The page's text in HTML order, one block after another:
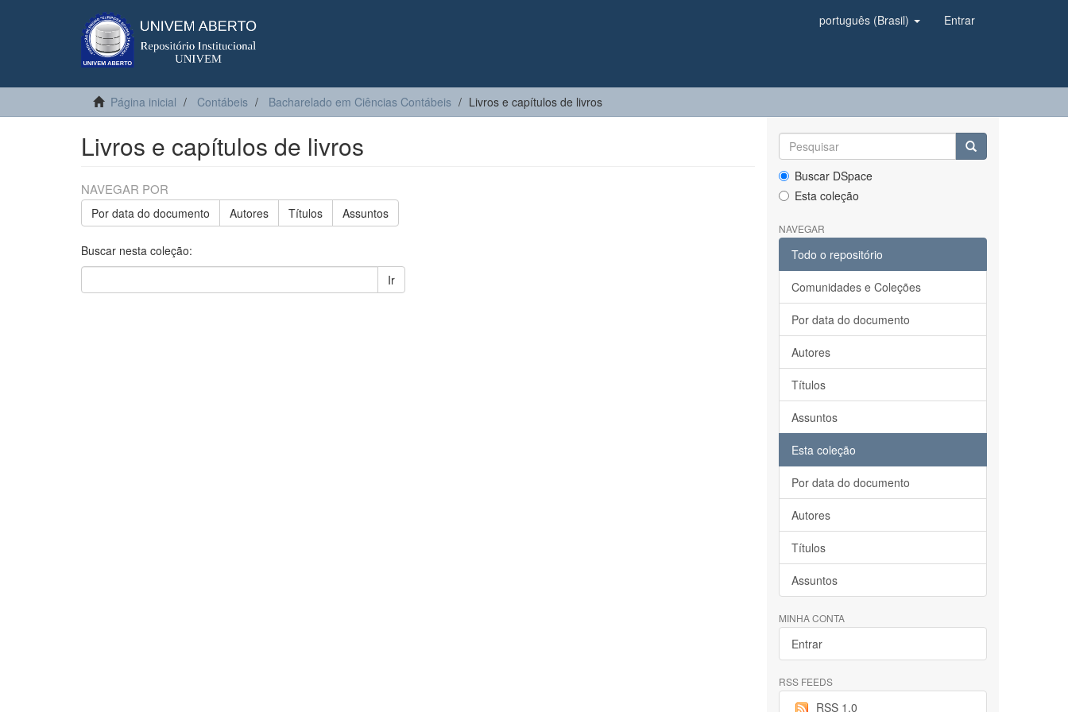
português (Brasil) Entrar
Página inicial Contábeis Bacharelado em Ciências Contábeis Livros e capítulos de livros
Livros e capítulos de livros
NAVEGAR POR
Por data do documento Autores Títulos Assuntos
Buscar nesta coleção:
Ir
Buscar DSpace
Esta coleção
NAVEGAR
Todo o repositório
Comunidades e Coleções
Por data do documento
Autores
Títulos
Assuntos
Esta coleção
Por data do documento
Autores
Títulos
Assuntos
MINHA CONTA
Entrar
RSS FEEDS
RSS 1.0